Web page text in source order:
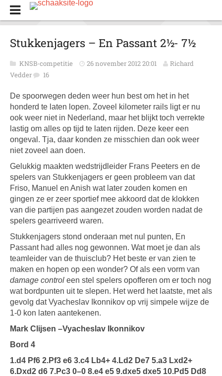
Stukkenjagers – En Passant 2½- 7½
KNSB-competitie 26 november 2012 20:01
Richard
Vedder
16
De spoorwegen deden weer hun best om het in het
honderd te laten lopen. Zoveel kilometer rails ligt er nu
ook weer niet in Nederland, maar het blijkt toch verrekte
lastig om alles op tijd te laten rijden. Deze keer een
ongeval. Tja, daar konden ze misschien dan ook weer
niet zoveel aan doen.
Gelukkig maakten wedstrijdleider Frans Peeters en de
spelers van Stukkenjagers er geen probleem van dat
Friso, Manuel en Anish wat later zouden komen en
gingen ze er zeer sportief mee akkoord dat de klokken
van die partijen pas aangezet zouden worden nadat de
spelers gearriveerd waren.
Stukkenjagers stond onderaan met nul punten, En
Passant had alles nog gewonnen. Wat moet je dan als
teamleider van de thuisclub? Het beste er van zien te
maken en hopen op een wonder? Of als een vorm van
damage control een stel spelers opofferen om er toch nog
wat bordpunten uit te slepen. Het werd het laatste, met als
gevolg dat Vyacheslav Ikonnikov op vrij simpele wijze de
1-0 kon laten aantekenen.
Mark Clijsen –Vyacheslav Ikonnikov
Bord 4
1.d4 Pf6 2.Pf3 e6 3.c4 Lb4+ 4.Ld2 De7 5.a3 Lxd2+
6.Dxd2 d6 7.Pc3 0–0 8.e4 e5 9.dxe5 dxe5 10.Pd5 Dd8